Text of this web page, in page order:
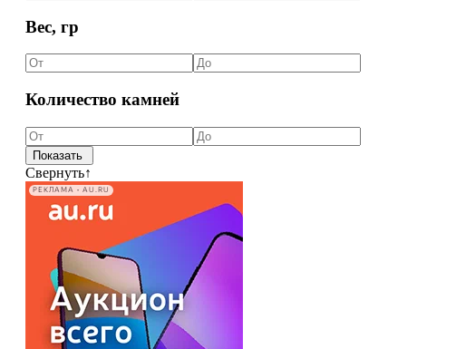
Вес, гр
Количество камней
Свернуть↑
РЕКЛАМА • AU.RU